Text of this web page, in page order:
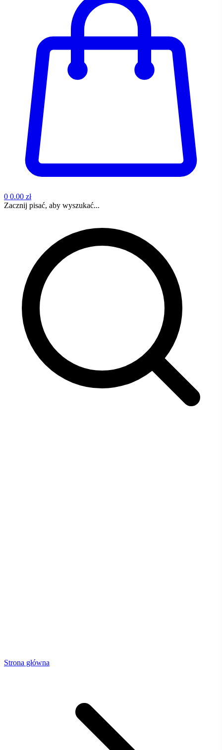
0 0.00 zł
Zacznij pisać, aby wyszukać...
Strona główna